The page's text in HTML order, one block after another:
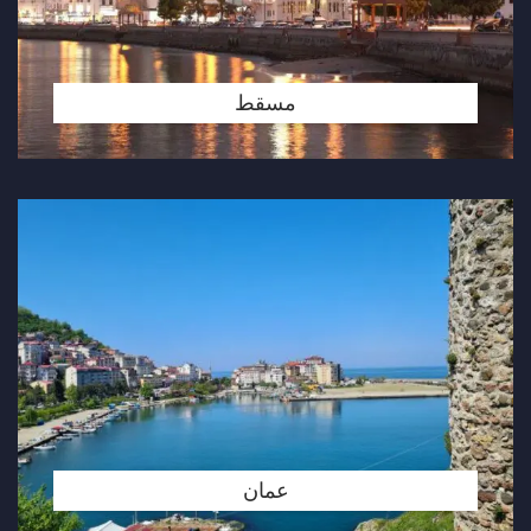
مسقط
عمان